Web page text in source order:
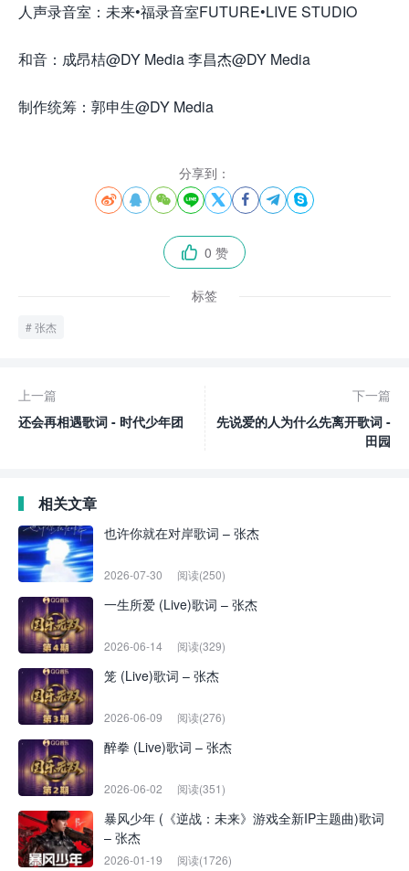
人声录音室：未来•福录音室FUTURE•LIVE STUDIO
和音：成昂桔@DY Media 李昌杰@DY Media
制作统筹：郭申生@DY Media
分享到：
       
 0 赞
标签
张杰
上一篇
还会再相遇歌词 - 时代少年团
下一篇
先说爱的人为什么先离开歌词 -
田园
相关文章
也许你就在对岸歌词 – 张杰
2026-07-30 阅读(250)
一生所爱 (Live)歌词 – 张杰
2026-06-14 阅读(329)
笼 (Live)歌词 – 张杰
2026-06-09 阅读(276)
醉拳 (Live)歌词 – 张杰
2026-06-02 阅读(351)
暴风少年 (《逆战：未来》游戏全新IP主题曲)歌词
– 张杰
2026-01-19 阅读(1726)